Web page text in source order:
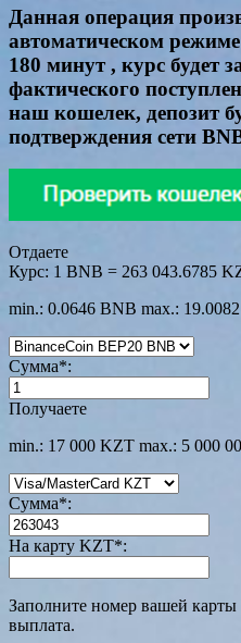
Данная операция
автоматическом
180 минут , курс будет
фактического
наш кошелек, депозит
подтверждения сети
Отдаете
Курс: 1 BNB = 263 043.6785
min.: 0.0646 BNB max.:
Сумма*:
Получаете
min.: 17 000 KZT max.: 5 000
Сумма*:
На карту KZT*:
Заполните номер вашей
выплата.